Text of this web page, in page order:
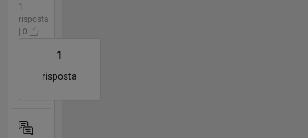
1
risposta
| 0
1
risposta